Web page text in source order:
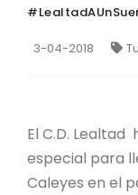
3-04-2018
El C.D.
especial para
Caleyes en el